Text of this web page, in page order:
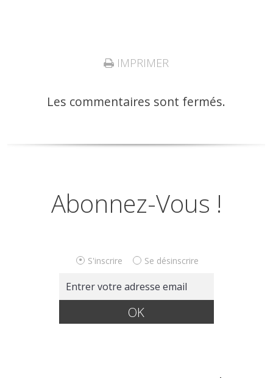
IMPRIMER
Les commentaires sont fermés.
Abonnez-Vous !
S'inscrire Se désinscrire